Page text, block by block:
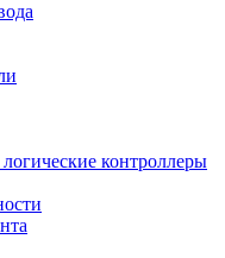
контроллеры